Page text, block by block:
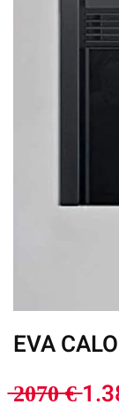
EVA
̶2̶0̶7̶0̶ ̶€̶